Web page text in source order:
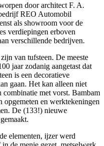
door architect F. A.
REO Automobil
als showroom voor de
verdiepingen erboven
verschillende bedrijven.
van tufsteen. De meeste
jaar zodanig aangetast dat
is een decoratieve
gaan. Het kan alleen niet
met vorst. Bambam
opgemeten en werktekeningen
De (133!) nieuwe
elementen, ijzer werd